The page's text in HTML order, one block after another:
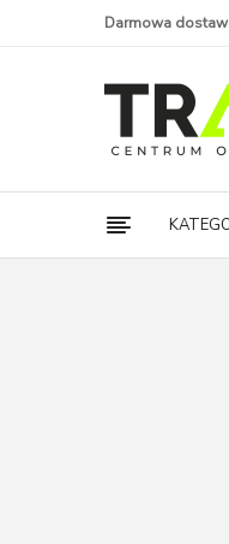
Darmowa